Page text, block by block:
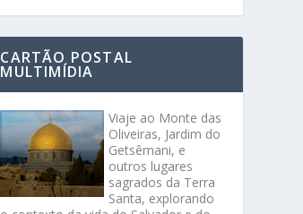
CARTÃO POSTAL
MULTIMÍDIA
Viaje ao Monte das
Oliveiras, Jardim do
Getsêmani, e
outros lugares
sagrados da Terra
Santa, explorando